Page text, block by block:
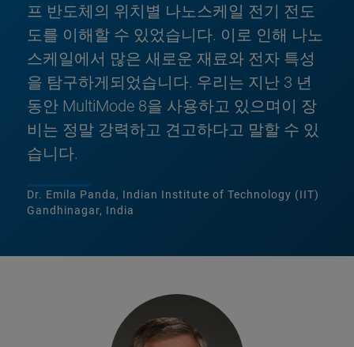
프 반도체의 위치별 나노스케일 전기 전도
도를 이해할 수 있었습니다. 이로 인해 나노
스케일에서 많은 새로운 재료와 전자 특성
을 탐구하게되었습니다. 우리는 지난 3 년
동안 MultiMode 8을 사용하고 있으며이 장
비는 정말 강력하고 견고하다고 말할 수 있
습니다.
Dr. Emila Panda, Indian Institute of Technology (IIT)
Gandhinagar, India